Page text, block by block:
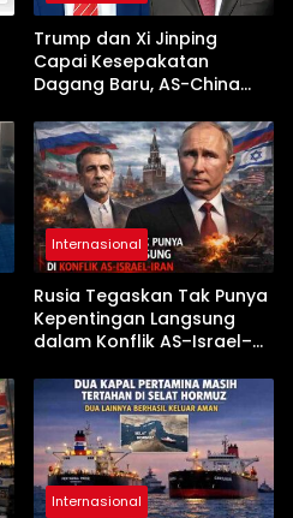
Trump dan Xi Jinping
Capai Kesepakatan
Dagang Baru, AS-China
Jelang Kunjungan Beijing
Internasional
Rusia Tegaskan Tak Punya
Kepentingan Langsung
dalam Konflik AS–Israel–
Internasional